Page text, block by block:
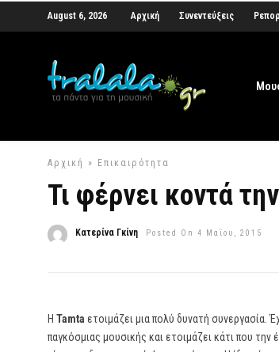
August 6, 2026 Αρχική Συνεντεύξεις
Αρχική » Επικαιρότητα
Τι φέρνει κοντά
Κατερίνα Γκίνη Posted On 4 Μαΐου, 2015
Η Tamta ετοιμάζει μια πολύ δυνατή συνεργασία.
παγκόσμιας μουσικής και ετοιμάζει κάτι που